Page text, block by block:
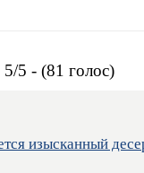
5/5 - (81 голос)
изысканный